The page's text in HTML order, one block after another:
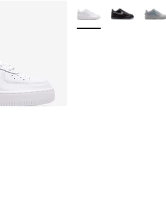
Meer kleuren